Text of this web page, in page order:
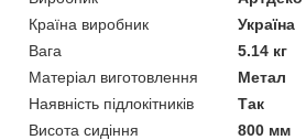
Країна виробник
Україна
Вага
5.14 кг
Матеріал виготовлення
Метал
Наявність підлокітників
Так
Висота сидіння
800 мм